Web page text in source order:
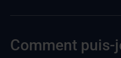
Comment puis-
Comment